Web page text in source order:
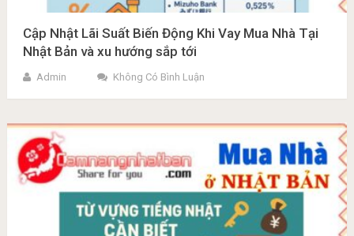
Cập Nhật Lãi Suất Biến Động Khi Vay Mua Nhà Tại
Nhật Bản và xu hướng sắp tới
Admin Không Có Bình Luận